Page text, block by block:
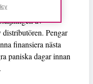
flera månader
av
Pengar
finansiera nästa
paniska dagar innan